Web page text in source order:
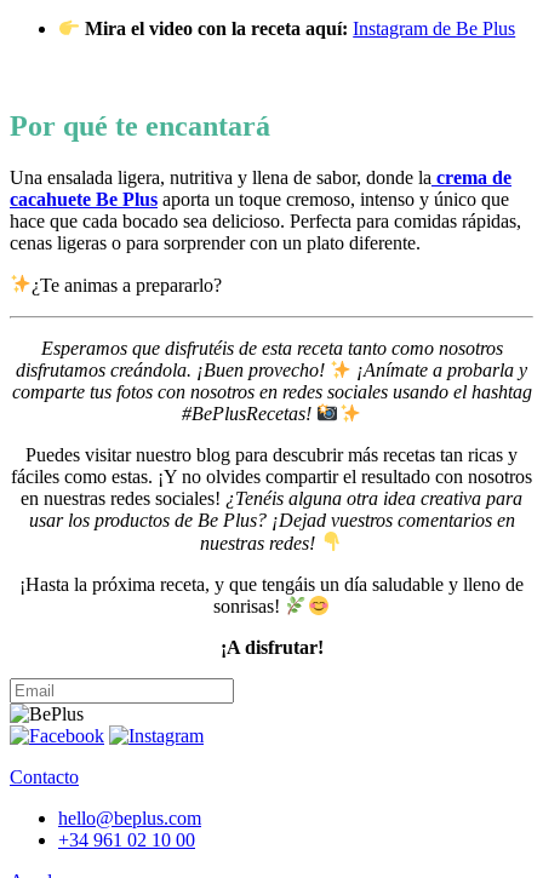
Mira el video con la receta aquí: Instagram de Be Plus
Por qué te encantará
Una ensalada ligera, nutritiva y llena de sabor, donde la crema de
cacahuete Be Plus aporta un toque cremoso, intenso y único que
hace que cada bocado sea delicioso. Perfecta para comidas rápidas,
cenas ligeras o para sorprender con un plato diferente.
¿Te animas a prepararlo?
Esperamos que disfrutéis de esta receta tanto como nosotros
disfrutamos creándola. ¡Buen provecho!
¡Anímate a probarla y
comparte tus fotos con nosotros en redes sociales usando el hashtag
#BePlusRecetas!
Puedes visitar nuestro blog para descubrir más recetas tan ricas y
fáciles como estas. ¡Y no olvides compartir el resultado con nosotros
en nuestras redes sociales! ¿Tenéis alguna otra idea creativa para
usar los productos de Be Plus? ¡Dejad vuestros comentarios en
nuestras redes!
¡Hasta la próxima receta, y que tengáis un día saludable y lleno de
sonrisas!
¡A disfrutar!
Contacto
hello@beplus.com
+34 961 02 10 00